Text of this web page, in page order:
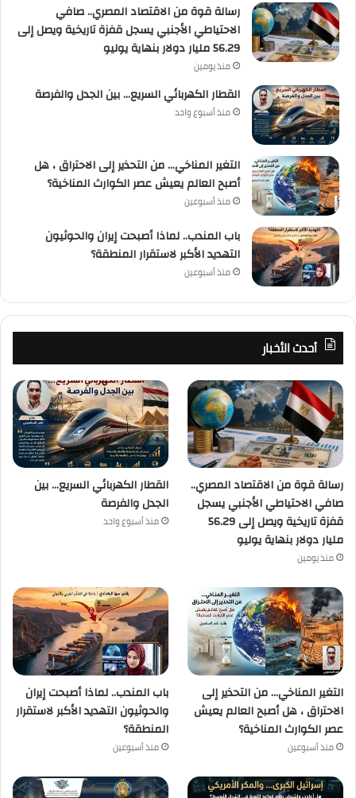
رسالة قوة من الاقتصاد المصري.. صافي
الاحتياطي الأجنبي يسجل قفزة تاريخية ويصل إلى
56.29 مليار دولار بنهاية يوليو
منذ يومين
القطار الكهربائي السريع… بين الجدل والفرصة
منذ أسبوع واحد
التغير المناخي… من التحذير إلى الاحتراق ، هل
أصبح العالم يعيش عصر الكوارث المناخية؟
منذ أسبوعين
باب المندب.. لماذا أصبحت إيران والحوثيون
التهديد الأكبر لاستقرار المنطقة؟
منذ أسبوعين
أحدث الأخبار
رسالة قوة من الاقتصاد المصري..
صافي الاحتياطي الأجنبي يسجل
قفزة تاريخية ويصل إلى 56.29
مليار دولار بنهاية يوليو
منذ يومين
القطار الكهربائي السريع… بين
الجدل والفرصة
منذ أسبوع واحد
التغير المناخي… من التحذير إلى
الاحتراق ، هل أصبح العالم يعيش
عصر الكوارث المناخية؟
منذ أسبوعين
باب المندب.. لماذا أصبحت إيران
والحوثيون التهديد الأكبر لاستقرار
المنطقة؟
منذ أسبوعين